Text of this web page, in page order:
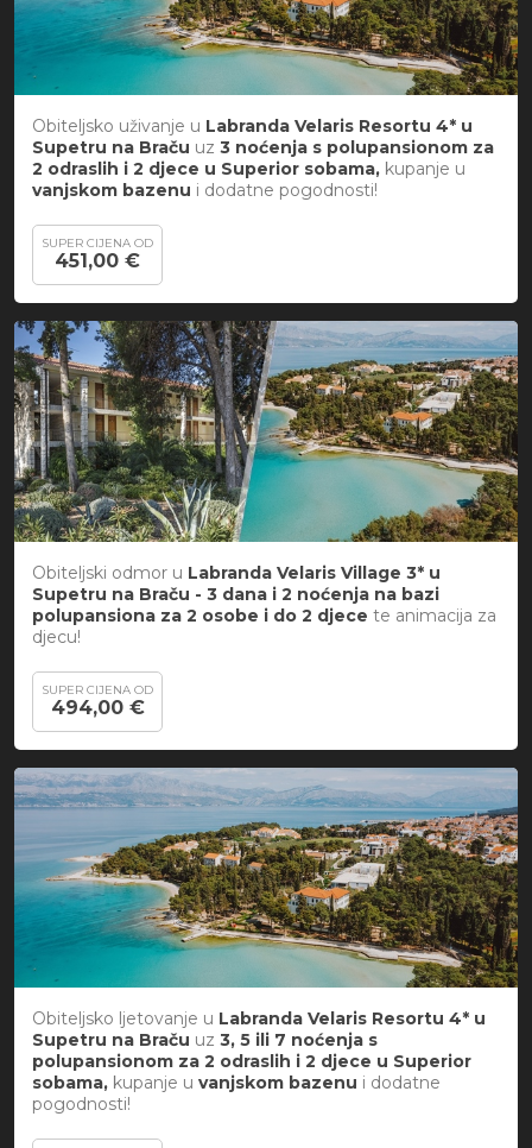
Obiteljsko uživanje u Labranda Velaris Resortu 4* u
Supetru na Braču uz 3 noćenja s polupansionom za
2 odraslih i 2 djece u Superior sobama, kupanje u
vanjskom bazenu i dodatne pogodnosti!
SUPER CIJENA OD
451,00 €
Obiteljski odmor u Labranda Velaris Village 3* u
Supetru na Braču - 3 dana i 2 noćenja na bazi
polupansiona za 2 osobe i do 2 djece te animacija za
djecu!
SUPER CIJENA OD
494,00 €
Obiteljsko ljetovanje u Labranda Velaris Resortu 4* u
Supetru na Braču uz 3, 5 ili 7 noćenja s
polupansionom za 2 odraslih i 2 djece u Superior
sobama, kupanje u vanjskom bazenu i dodatne
pogodnosti!